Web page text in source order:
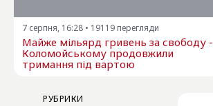
7 серпня, 16:28 • 19119 перегляди
Майже мільярд гривень за свободу -
Коломойському продовжили
тримання під вартою
РУБРИКИ